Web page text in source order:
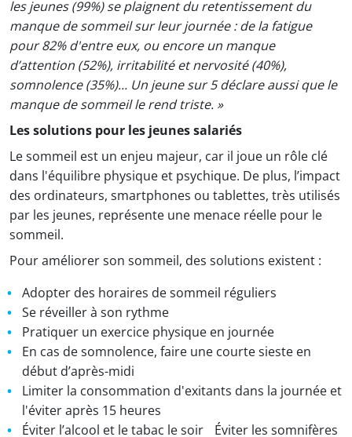
les jeunes (99%) se plaignent du retentissement du
manque de sommeil sur leur journée : de la fatigue
pour 82% d'entre eux, ou encore un manque
d’attention (52%), irritabilité et nervosité (40%),
somnolence (35%)... Un jeune sur 5 déclare aussi que le
manque de sommeil le rend triste. »
Les solutions pour les jeunes salariés
Le sommeil est un enjeu majeur, car il joue un rôle clé
dans l'équilibre physique et psychique. De plus, l’impact
des ordinateurs, smartphones ou tablettes, très utilisés
par les jeunes, représente une menace réelle pour le
sommeil.
Pour améliorer son sommeil, des solutions existent :
Adopter des horaires de sommeil réguliers
Se réveiller à son rythme
Pratiquer un exercice physique en journée
En cas de somnolence, faire une courte sieste en
début d’après-midi
Limiter la consommation d'exitants dans la journée et
l'éviter après 15 heures
Éviter l’alcool et le tabac le soir Éviter les somnifères